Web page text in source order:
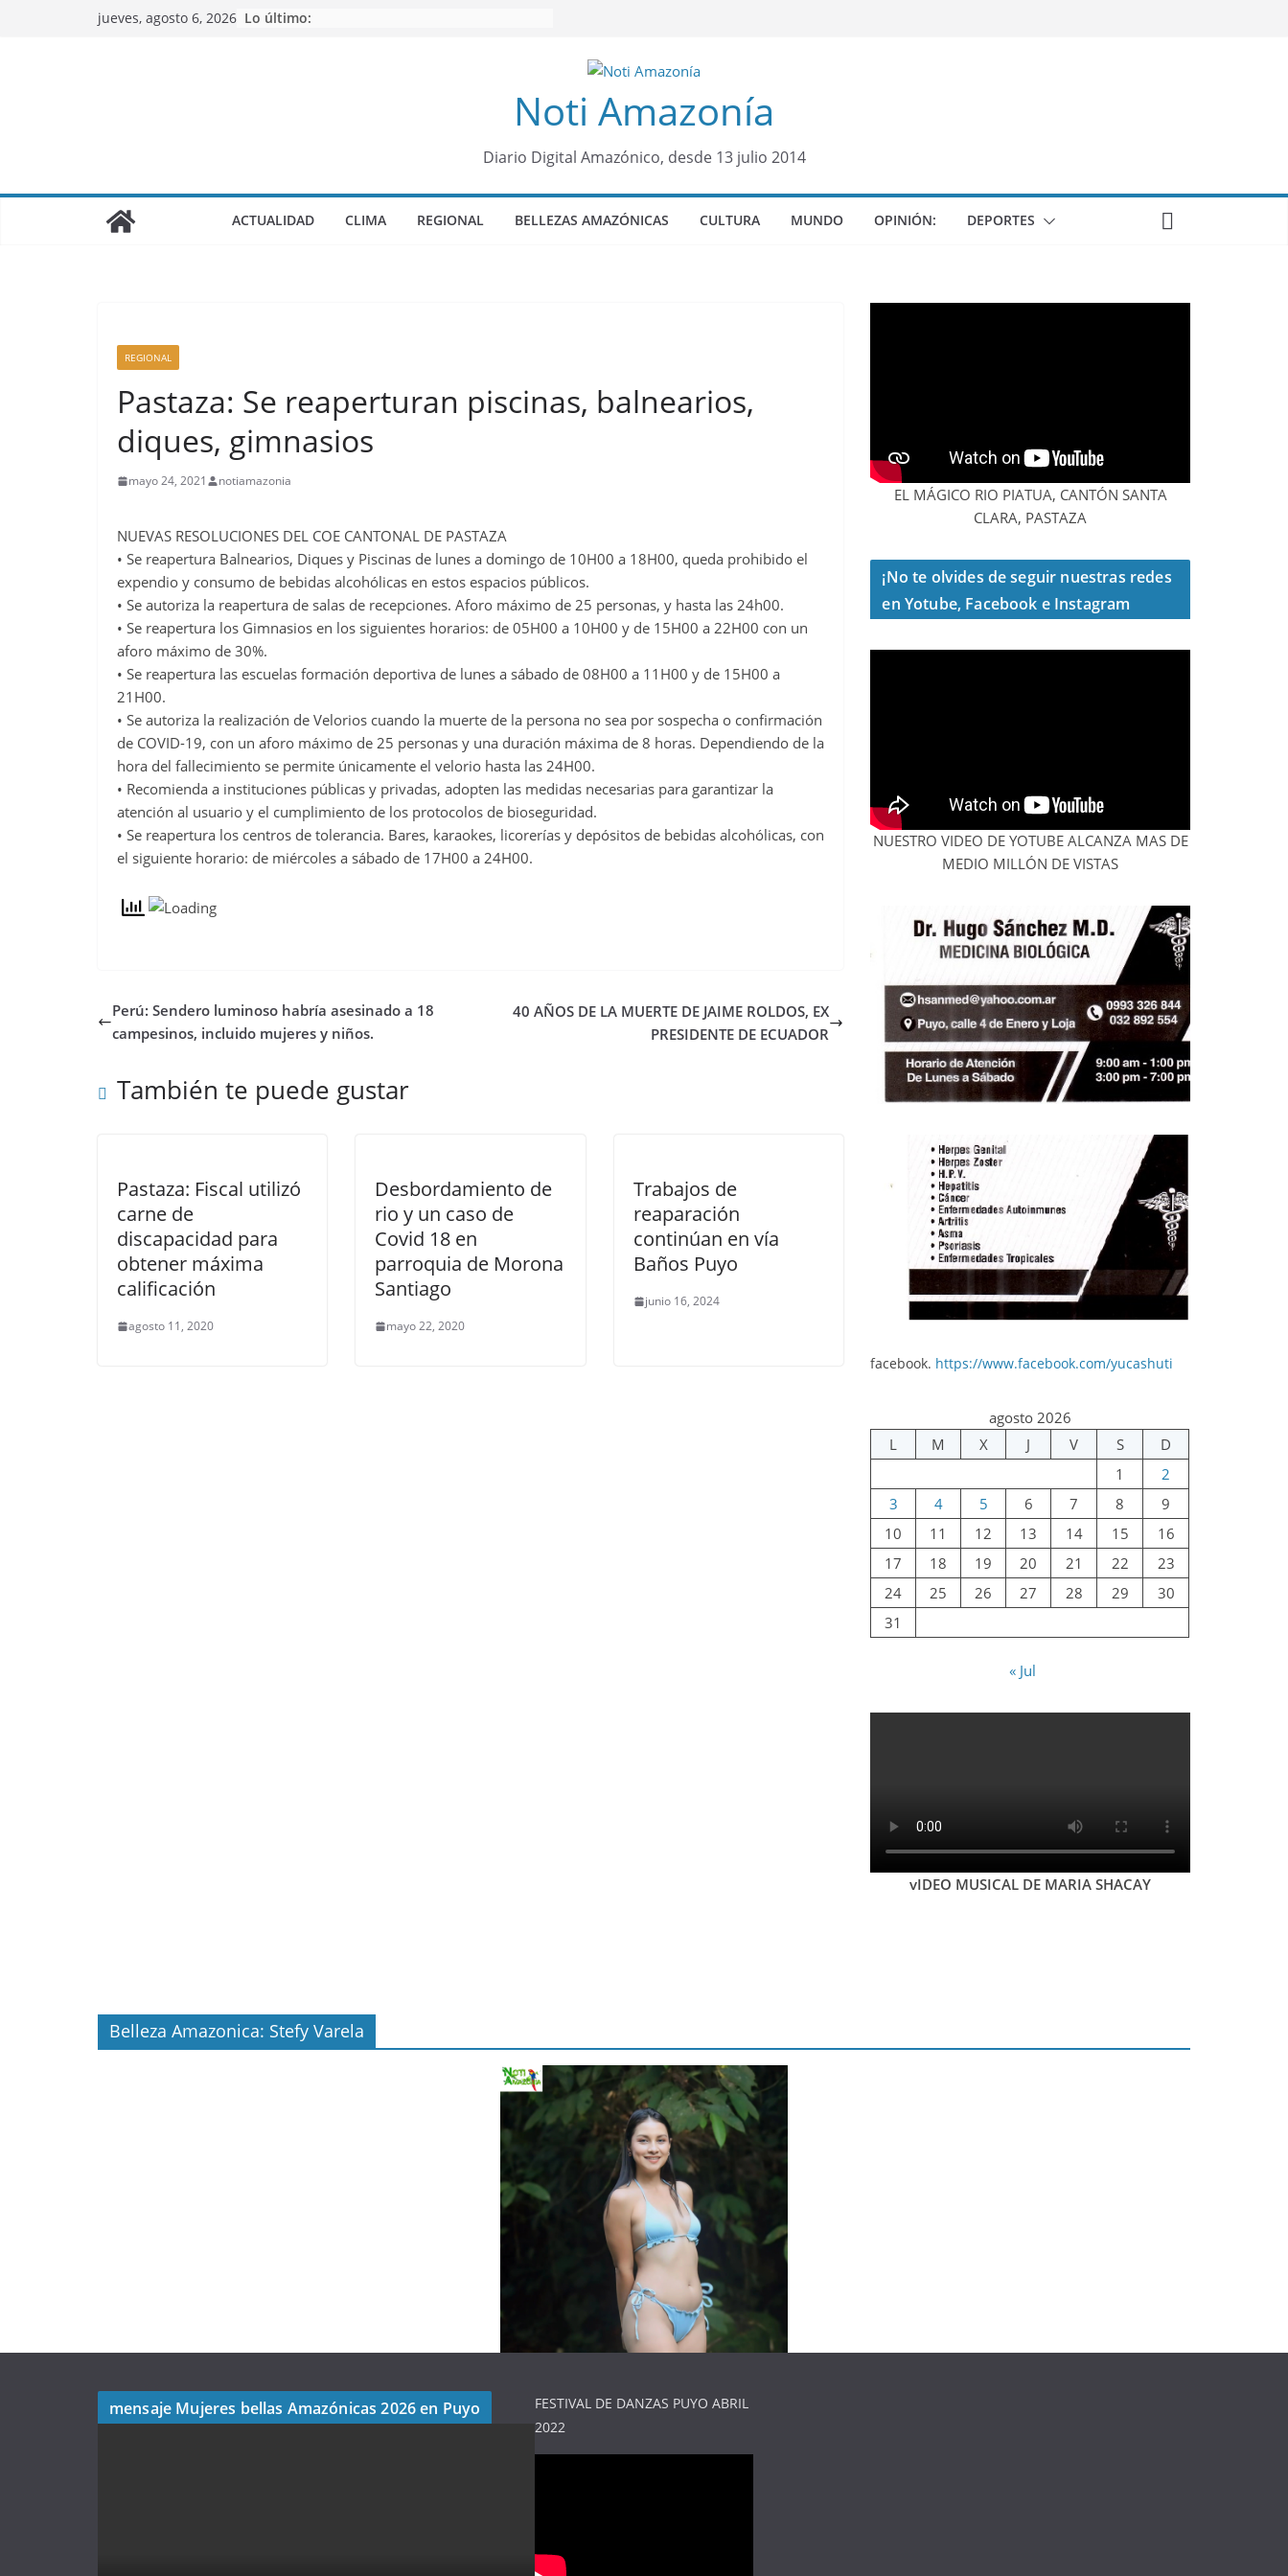
jueves, agosto 6, 2026 Lo último:
Noti Amazonía
Diario Digital Amazónico, desde 13 julio 2014
ACTUALIDAD CLIMA REGIONAL BELLEZAS AMAZÓNICAS CULTURA MUNDO OPINIÓN: DEPORTES
REGIONAL
Pastaza: Se reaperturan piscinas, balnearios,
diques, gimnasios
mayo 24, 2021 notiamazonia
NUEVAS RESOLUCIONES DEL COE CANTONAL DE PASTAZA
• Se reapertura Balnearios, Diques y Piscinas de lunes a domingo de 10H00 a 18H00, queda prohibido el
expendio y consumo de bebidas alcohólicas en estos espacios públicos.
• Se autoriza la reapertura de salas de recepciones. Aforo máximo de 25 personas, y hasta las 24h00.
• Se reapertura los Gimnasios en los siguientes horarios: de 05H00 a 10H00 y de 15H00 a 22H00 con un
aforo máximo de 30%.
• Se reapertura las escuelas formación deportiva de lunes a sábado de 08H00 a 11H00 y de 15H00 a
21H00.
• Se autoriza la realización de Velorios cuando la muerte de la persona no sea por sospecha o confirmación
de COVID-19, con un aforo máximo de 25 personas y una duración máxima de 8 horas. Dependiendo de la
hora del fallecimiento se permite únicamente el velorio hasta las 24H00.
• Recomienda a instituciones públicas y privadas, adopten las medidas necesarias para garantizar la
atención al usuario y el cumplimiento de los protocolos de bioseguridad.
• Se reapertura los centros de tolerancia. Bares, karaokes, licorerías y depósitos de bebidas alcohólicas, con
el siguiente horario: de miércoles a sábado de 17H00 a 24H00.
Perú: Sendero luminoso habría asesinado a 18
campesinos, incluido mujeres y niños.
40 AÑOS DE LA MUERTE DE JAIME ROLDOS, EX
PRESIDENTE DE ECUADOR
También te puede gustar
Pastaza: Fiscal utilizó
carne de
discapacidad para
obtener máxima
calificación
agosto 11, 2020
Desbordamiento de
rio y un caso de
Covid 18 en
parroquia de Morona
Santiago
mayo 22, 2020
Trabajos de
reaparación
continúan en vía
Baños Puyo
junio 16, 2024
EL MÁGICO RIO PIATUA, CANTÓN SANTA
CLARA, PASTAZA
¡No te olvides de seguir nuestras redes
en Yotube, Facebook e Instagram
NUESTRO VIDEO DE YOTUBE ALCANZA MAS DE
MEDIO MILLÓN DE VISTAS
facebook. https://www.facebook.com/yucashuti
agosto 2026
L
M X J V S
D
1
2
3
4 5 6 7 8
9
10
11 12 13 14 15
16
17
18 19 20 21 22
23
24
25 26 27 28 29
30
31
« Jul
vIDEO MUSICAL DE MARIA SHACAY
Belleza Amazonica: Stefy Varela
mensaje Mujeres bellas Amazónicas 2026 en Puyo
FESTIVAL DE DANZAS PUYO ABRIL
2022